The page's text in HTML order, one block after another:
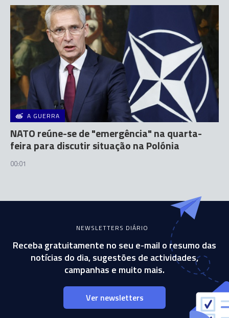
A GUERRA
NATO reúne-se de "emergência" na quarta-
feira para discutir situação na Polónia
00:01
NEWSLETTERS DIÁRIO
Receba gratuitamente no seu e-mail o resumo das
notícias do dia, sugestões de actividades,
campanhas e muito mais.
Ver newsletters